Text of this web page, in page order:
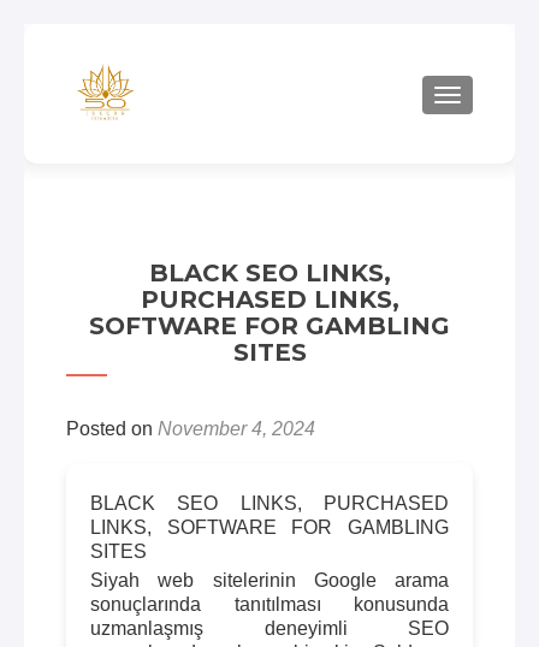
TOGGLE
BLACK SEO LINKS,
PURCHASED LINKS,
SOFTWARE FOR GAMBLING
SITES
Posted on November 4, 2024
BLACK SEO LINKS, PURCHASED
LINKS, SOFTWARE FOR GAMBLING
SITES
Siyah web sitelerinin Google arama
sonuçlarında tanıtılması konusunda
uzmanlaşmış deneyimli SEO